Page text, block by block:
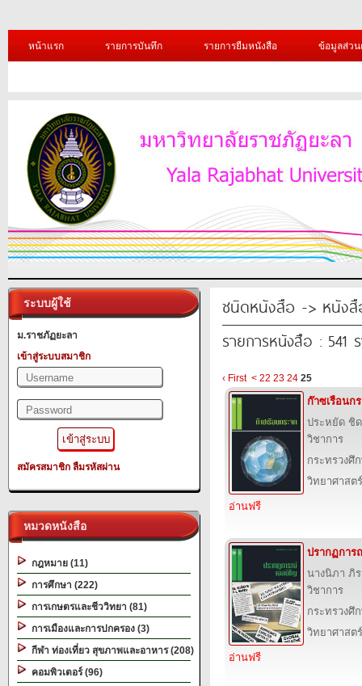
หน้าแรก รายการบันทึก รายการยืมหนังสือ ข้อมูลส่ว
ระบบผู้ใช้
ม.ราชภัฏยะลา
เข้าสู่ระบบสมาชิก
สมัครสมาชิก ลืมรหัสผ่าน
หมวดหนังสือ
กฎหมาย (11)
การศึกษา (222)
การเกษตรและชีววิทยา (81)
การเมืองและการปกครอง (3)
กีฬา ท่องเที่ยว สุขภาพและอาหาร (208)
คอมพิวเตอร์ (96)
ชนิดหนังสือ -> หนังสื
รายการหนังสือ : 541
‹ First < 22 23 24 25
ก๊าซเรือนก
ประหยัด ชิ
วิชาการ
กระทรวงศึ
วิทยาศาสตร์
อ่านฟรี
ปรากฏการ
นางนิภา ภิ
วิชาการ
กระทรวงศึ
วิทยาศาสตร์
อ่านฟรี